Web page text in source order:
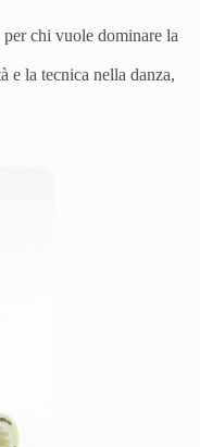
chi vuole dominare la
e la tecnica nella danza,